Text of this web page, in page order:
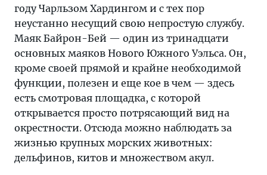
году Чарльзом Хардингом и с тех пор
неустанно несущий свою непростую службу.
Маяк Байрон-Бей — один из тринадцати
основных маяков Нового Южного Уэльса. Он,
кроме своей прямой и крайне необходимой
функции, полезен и еще кое в чем — здесь
есть смотровая площадка, с которой
открывается просто потрясающий вид на
окрестности. Отсюда можно наблюдать за
жизнью крупных морских животных:
дельфинов, китов и множеством акул.